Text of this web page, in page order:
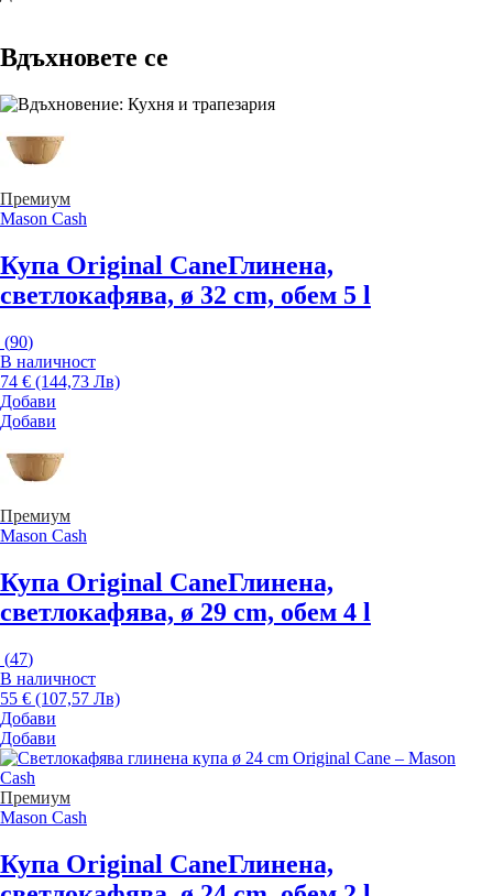
Вдъхновете се
Премиум
Mason Cash
Купа Original CaneГлинена,
светлокафява, ø 32 cm, обем 5 l
(90)
В наличност
74 € (144,73 Лв)
Добави
Добави
Премиум
Mason Cash
Купа Original CaneГлинена,
светлокафява, ø 29 cm, обем 4 l
(47)
В наличност
55 € (107,57 Лв)
Добави
Добави
Премиум
Mason Cash
Купа Original CaneГлинена,